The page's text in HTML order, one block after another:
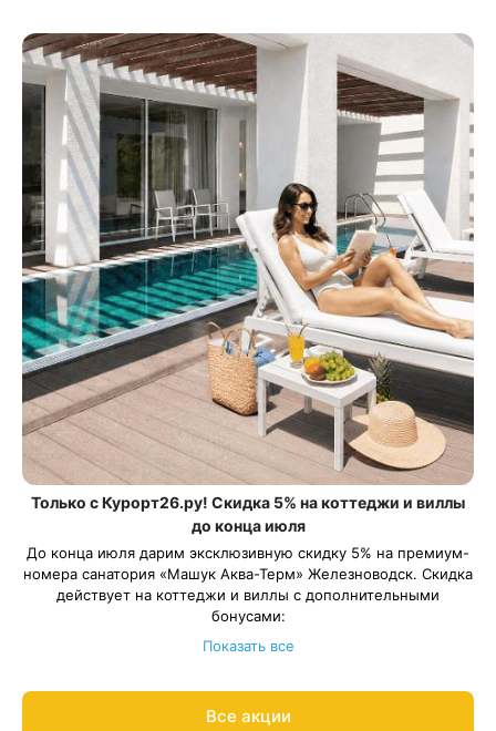
Только с Курорт26.ру! Скидка 5% на коттеджи и виллы
до конца июля
До конца июля дарим эксклюзивную скидку 5% на премиум-
номера санатория «Машук Аква-Терм» Железноводск. Скидка
действует на коттеджи и виллы с дополнительными
бонусами:
Номера Cottage 4*. Уютный номер на первом или втором
этаже коттеджа с камином или террасой. В подарок — 2
открытым бассейном, террасой и гостиной с камином.
Период действия акции: с 11 июля по 31 июля 2026 года. Если
Показать все
Все акции